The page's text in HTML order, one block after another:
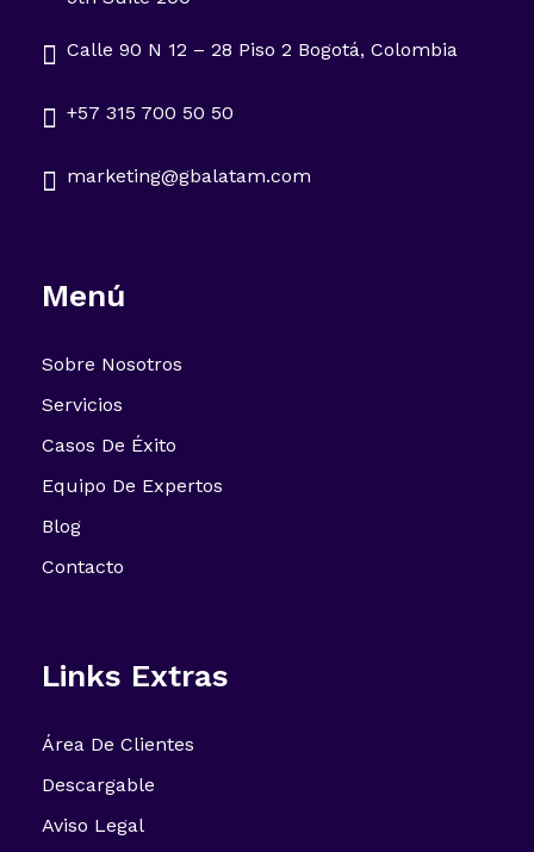
Calle 90 N 12 – 28 Piso 2 Bogotá, Colombia
+57 315 700 50 50
marketing@gbalatam.com
Menú
Sobre Nosotros
Servicios
Casos De Éxito
Equipo De Expertos
Blog
Contacto
Links Extras
Área De Clientes
Descargable
Aviso Legal